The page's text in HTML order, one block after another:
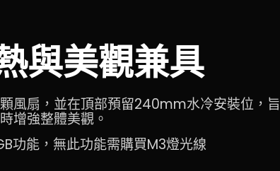
與美觀兼具
風扇，並在頂部預留240mm水冷安裝位，旨
增強整體美觀。
功能，無此功能需購買M3燈光線